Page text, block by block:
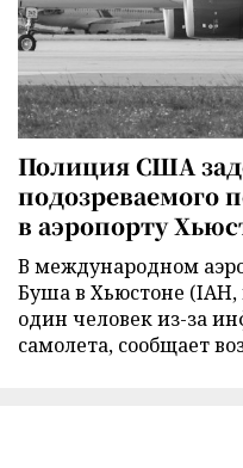
Полиция США
подозреваемого
в аэропорту
В международном
Буша в Хьюстоне
один человек из-за
самолета, сообщает